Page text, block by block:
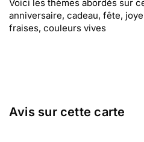
Voici les thèmes abordés sur
anniversaire, cadeau, fête,
fraises, couleurs vives
Avis sur cette carte